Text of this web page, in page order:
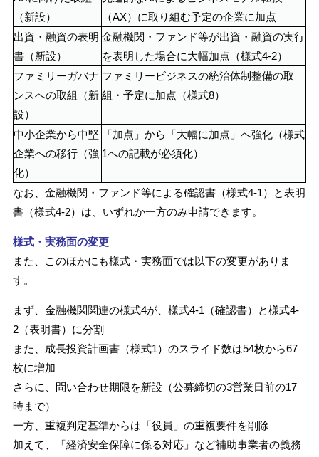
（新設）
（AX）に取り組む予定の企業に加点
出資・融資の表明
書（新設）
金融機関・ファンド等が出資・融資の実行
を表明した場合に大幅加点（様式4-2）
ファミリーガバナ
ンスへの取組（新
設）
ファミリービジネスの統治体制整備の取
組・予定に加点（様式8）
中小企業から中堅
企業への移行（強
化）
「加点」から「大幅に加点」へ強化（様式
1への記載が必須化）
なお、金融機関・ファンド等による確認書（様式4-1）と表明
書（様式4-2）は、いずれか一方のみ申請できます。
様式・実務面の変更
また、このほかにも様式・実務面では以下の変更がありま
す。
まず、金融機関関連の様式4が、様式4-1（確認書）と様式4-
2（表明書）に分割
また、成長投資計画書（様式1）のスライド数は54枚から67
枚に増加
さらに、問い合わせ期限を新設（公募締切の3営業日前の17
時まで）
一方、重複判定基準からは「役員」の重複要件を削除
加えて、「経済安全保障に係る対応」など補助事業者の義務